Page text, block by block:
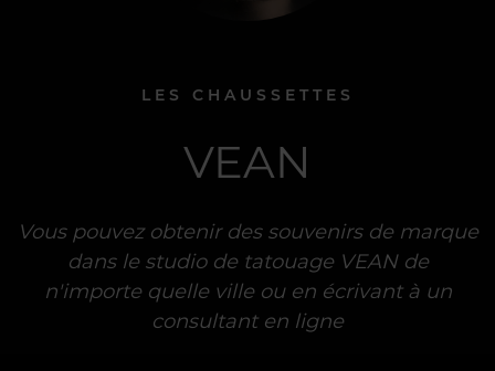
VEAN
LES CHAUSSETTES
VEAN
Vous pouvez obtenir des souvenirs de marque
dans le studio de tatouage VEAN de
n'importe quelle ville ou en écrivant à un
consultant en ligne
VEAN
VEAN
VEAN
VEAN
VEAN
VEAN
VEAN
VEAN
LES CHAUSSETTES
VEAN